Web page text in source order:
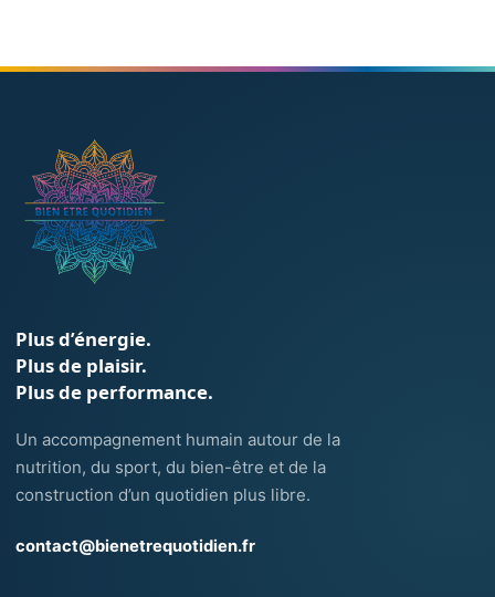
Plus d’énergie.
Plus de plaisir.
Plus de performance.
Un accompagnement humain autour de la
nutrition, du sport, du bien-être et de la
construction d’un quotidien plus libre.
contact@bienetrequotidien.fr